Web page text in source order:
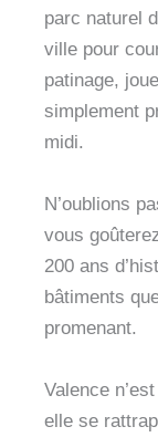
parc naturel
ville pour
patinage,
simplement
midi.
N’oublions
vous
200 ans
bâtiments
promenant.
Valence
elle se